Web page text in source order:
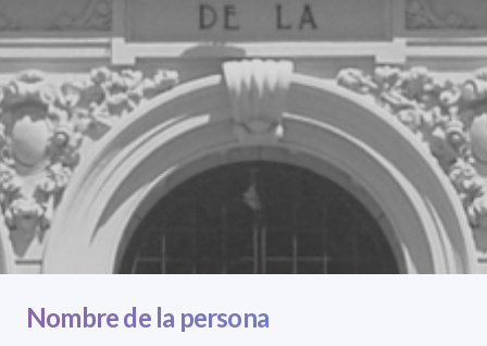
Nombre de la persona